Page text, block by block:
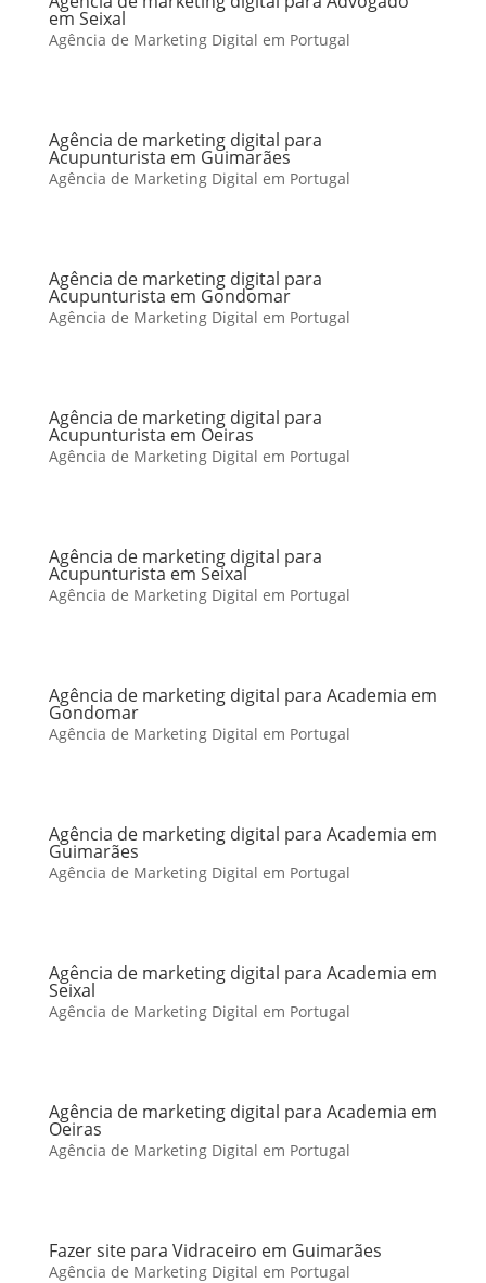
em Seixal
Agência de Marketing Digital em Portugal
Agência de marketing digital para
Acupunturista em Guimarães
Agência de Marketing Digital em Portugal
Agência de marketing digital para
Acupunturista em Gondomar
Agência de Marketing Digital em Portugal
Agência de marketing digital para
Acupunturista em Oeiras
Agência de Marketing Digital em Portugal
Agência de marketing digital para
Acupunturista em Seixal
Agência de Marketing Digital em Portugal
Agência de marketing digital para Academia em
Gondomar
Agência de Marketing Digital em Portugal
Agência de marketing digital para Academia em
Guimarães
Agência de Marketing Digital em Portugal
Agência de marketing digital para Academia em
Seixal
Agência de Marketing Digital em Portugal
Agência de marketing digital para Academia em
Oeiras
Agência de Marketing Digital em Portugal
Fazer site para Vidraceiro em Guimarães
Agência de Marketing Digital em Portugal